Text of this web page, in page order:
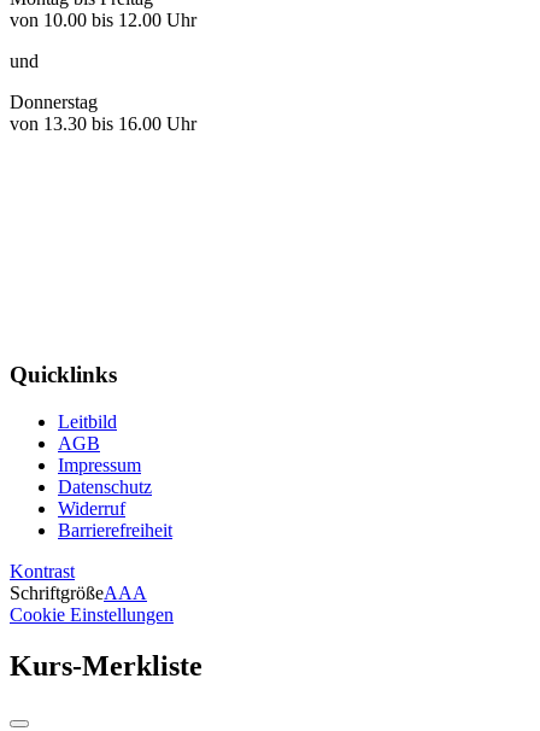
von 10.00 bis 12.00 Uhr
und
Donnerstag
von 13.30 bis 16.00 Uhr
Quicklinks
Leitbild
AGB
Impressum
Datenschutz
Widerruf
Barrierefreiheit
Kontrast
SchriftgrößeAAA
Cookie Einstellungen
Kurs-Merkliste